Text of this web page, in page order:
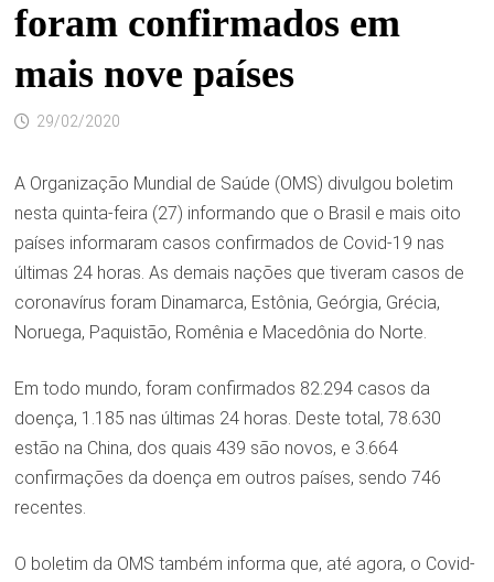
foram confirmados em
mais nove países
29/02/2020
A Organização Mundial de Saúde (OMS) divulgou boletim
nesta quinta-feira (27) informando que o Brasil e mais oito
países informaram casos confirmados de Covid-19 nas
últimas 24 horas. As demais nações que tiveram casos de
coronavírus foram Dinamarca, Estônia, Geórgia, Grécia,
Noruega, Paquistão, Romênia e Macedônia do Norte.
Em todo mundo, foram confirmados 82.294 casos da
doença, 1.185 nas últimas 24 horas. Deste total, 78.630
estão na China, dos quais 439 são novos, e 3.664
confirmações da doença em outros países, sendo 746
recentes.
O boletim da OMS também informa que, até agora, o Covid-